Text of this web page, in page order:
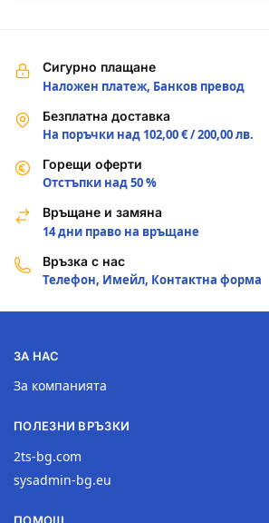
Сигурно плащане
Наложен платеж, Банков превод
Безплатна доставка
На поръчки над 102,00 € / 200,00 лв.
Горещи оферти
Отстъпки над 50 %
Връщане и замяна
14 дни право на връщане
Връзка с нас
Телефон, Имейл, Контактна форма
ЗА НАС
За компанията
ПОЛЕЗНИ ВРЪЗКИ
2ts-bg.com
sysadmin-bg.eu
ПОМОЩ